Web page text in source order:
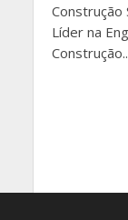
Construção
Líder na